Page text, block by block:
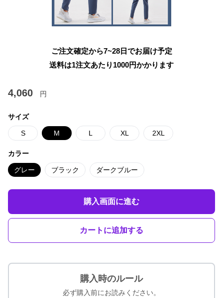
ご注文確定から7~28日でお届け予定
送料は1注文あたり 1000円かかります
4,060 円
サイズ
S M L XL 2XL
カラー
グレー ブラック ダークブルー
購入画面に進む
カートに追加する
購入時のルール
必ず購入前にお読みください。